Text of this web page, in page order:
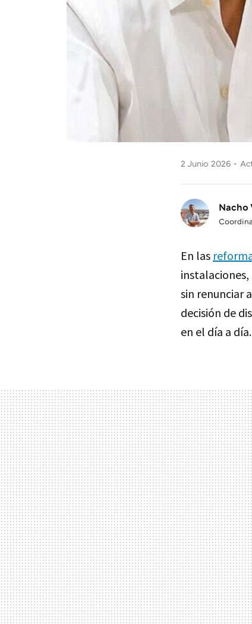
2 Junio 2026
Nacho
En las
sin renunciar
decisión de
en el día a día.